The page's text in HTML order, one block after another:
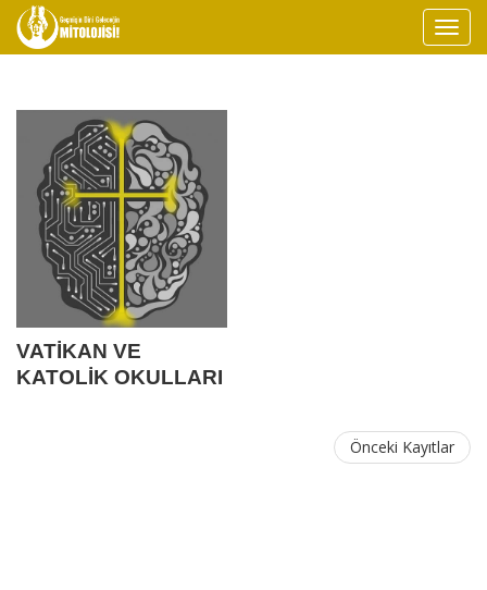
VATİKAN VE
KATOLİK OKULLARI
Önceki Kayıtlar